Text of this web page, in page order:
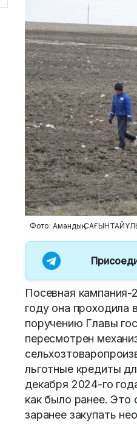
Фото: Амандық
Посевная
году она проходила
поручению Главы
пересмотрен
льготные кредиты
декабря 2024-го
как было ранее. Это
заранее закупать